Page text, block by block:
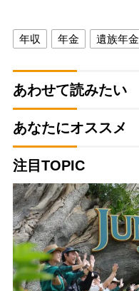
年収 年金 遺族年金
あわせて読みたい
あなたにオススメ
注目TOPIC